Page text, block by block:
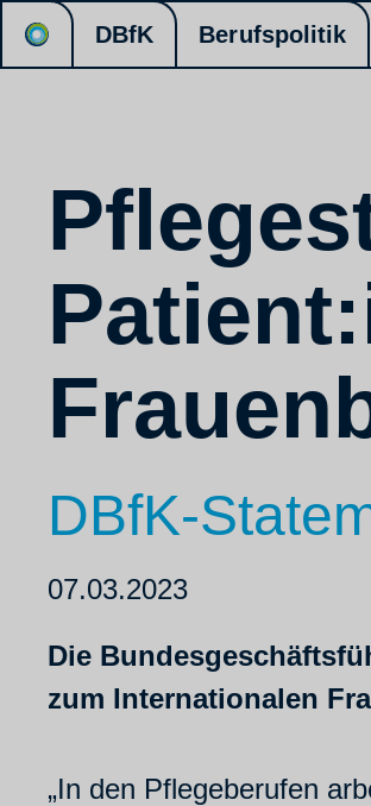
DBfK Berufspolitik
DBfK-
07.03.2023
Die
zum Internationalen
„In den Pflegeberufen